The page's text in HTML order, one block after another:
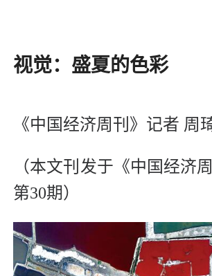
视觉：盛夏的色彩
《中国经济周刊》记者 周
（本文刊发于《中国经济
第30期）